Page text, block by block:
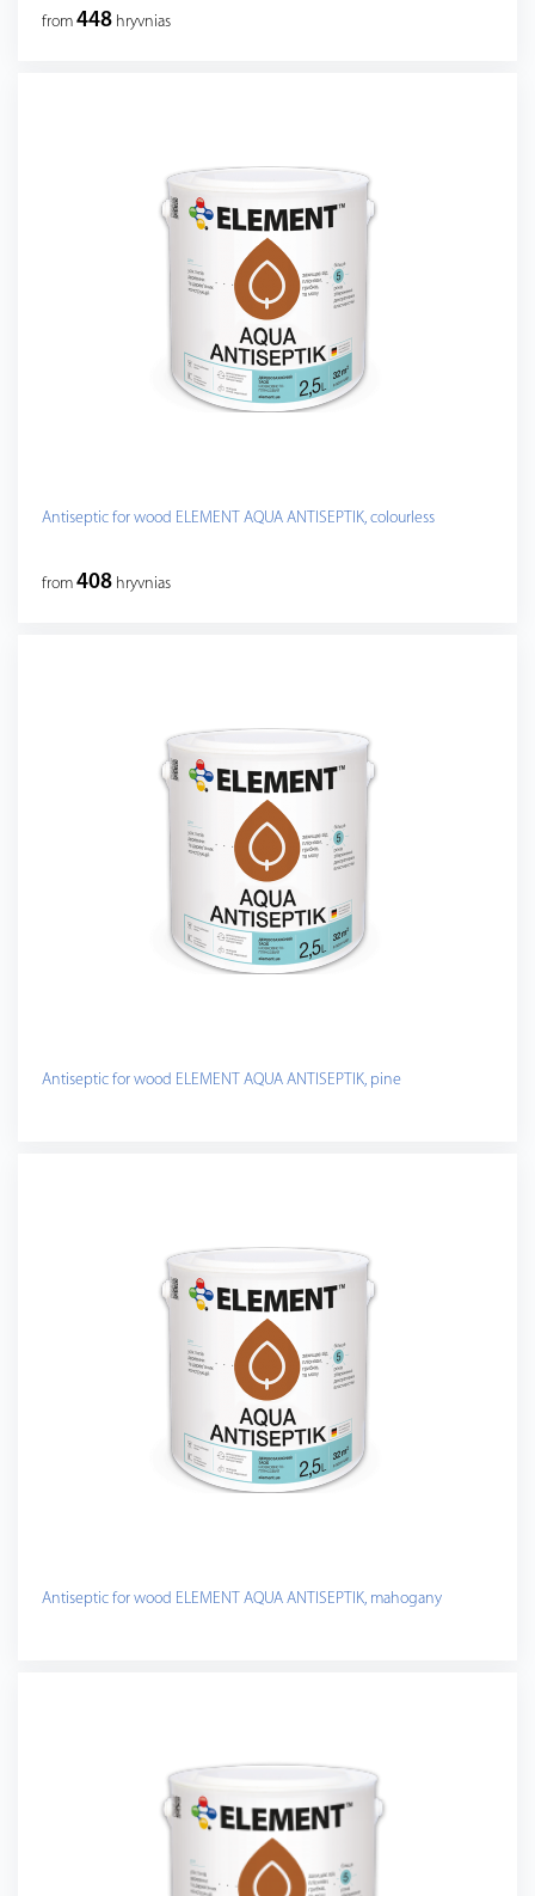
from 448 hryvnias
Antiseptic for wood ELEMENT AQUA ANTISEPTIK, colourless
from 408 hryvnias
Antiseptic for wood ELEMENT AQUA ANTISEPTIK, pine
Antiseptic for wood ELEMENT AQUA ANTISEPTIK, mahogany